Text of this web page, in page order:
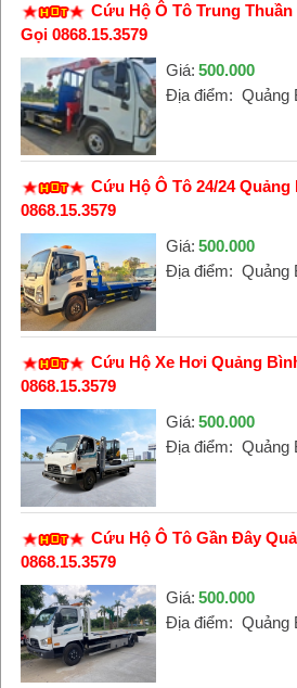
Cứu Hộ Ô Tô Trung Thuần
Gọi 0868.15.3579
Giá: 500.000
Địa điểm: Quảng
Cứu Hộ Ô Tô 24/24
0868.15.3579
Giá: 500.000
Địa điểm: Quảng
Cứu Hộ Xe Hơi Quảng
0868.15.3579
Giá: 500.000
Địa điểm: Quảng
Cứu Hộ Ô Tô Gần Đây
0868.15.3579
Giá: 500.000
Địa điểm: Quảng